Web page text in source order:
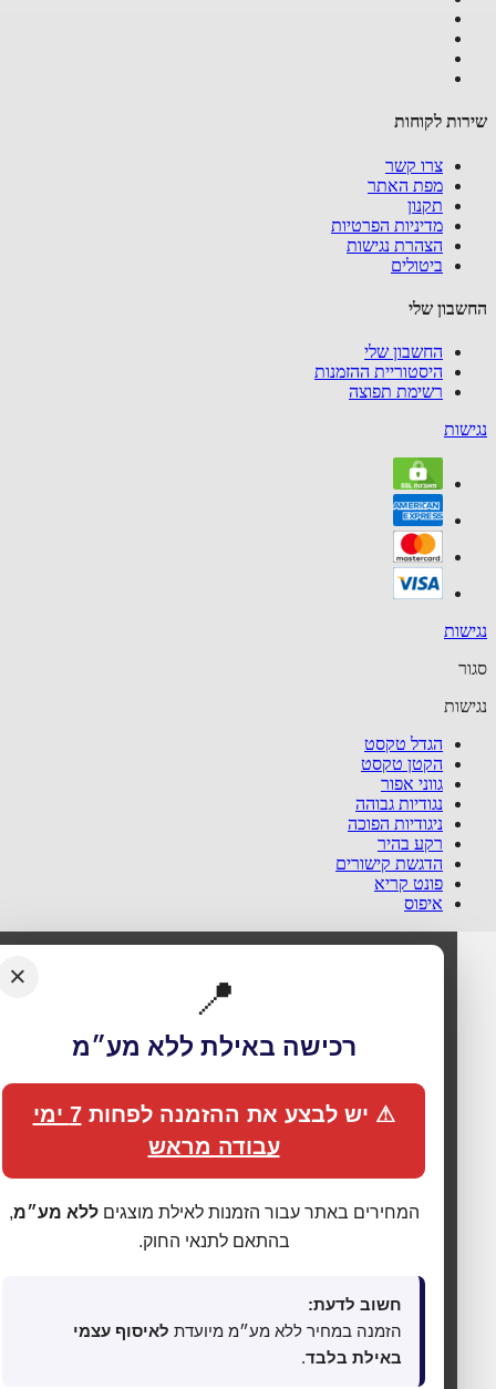
🍪 אנחנו משתמשים בעוגיות כדי לשפר את החוויה
לקוחות
צרו קשר
מפת האתר
תקנון
מדיניות הפרטיות
הצהרת נגישות
ביטולים
שלי
החשבון שלי
היסטוריית ההזמנות
רשימת תפוצה
הגדל טקסט
הקטן טקסט
גווני אפור
נגודיות גבוהה
ניגודיות הפוכה
רקע בהיר
הדגשת קישורים
פונט קריא
איפוס
📍
רכישה באילת ללא מע״מ
⚠ יש לבצע את ההזמנה לפחות 7 ימי
עבודה מראש
המחירים באתר עבור הזמנות לאילת מוצגיםללא מע״מ,
בהתאם לתנאי החוק.
חשוב לדעת:
הזמנה במחיר ללא מע״מ מיועדתלאיסוף עצמי
באילת בלבד.